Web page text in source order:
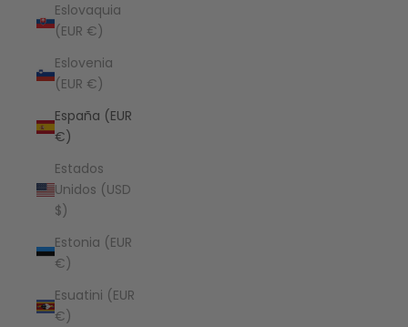
Eslovaquia
(EUR €)
Eslovenia
(EUR €)
España (EUR
€)
Estados
Unidos (USD
$)
Estonia (EUR
€)
Esuatini (EUR
€)